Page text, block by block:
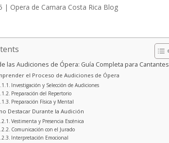
| Opera de Camara Costa Rica Blog
las Audiciones de Ópera: Guía Completa para Cantantes
el Proceso de Audiciones de Ópera
Investigación y Selección de Audiciones
Preparación del Repertorio
Preparación Física y Mental
Destacar Durante la Audición
Vestimenta y Presencia Escénica
Comunicación con el Jurado
Interpretación Emocional